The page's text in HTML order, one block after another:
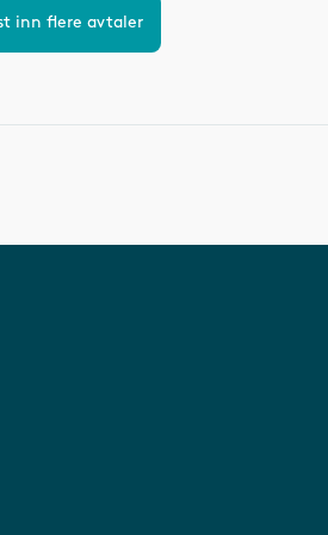
inn flere avtaler